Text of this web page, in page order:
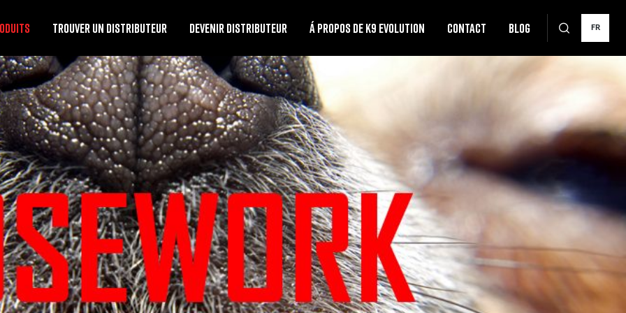
TROUVER UN DISTRIBUTEUR DEVENIR DISTRIBUTEUR Á PROPOS DE K9 EVOLUTION CONTACT BLOG FR